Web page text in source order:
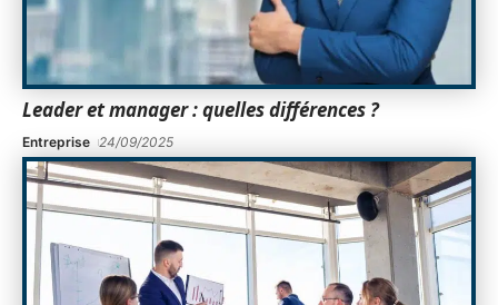
Leader et manager : quelles différences ?
Entreprise 24/09/2025